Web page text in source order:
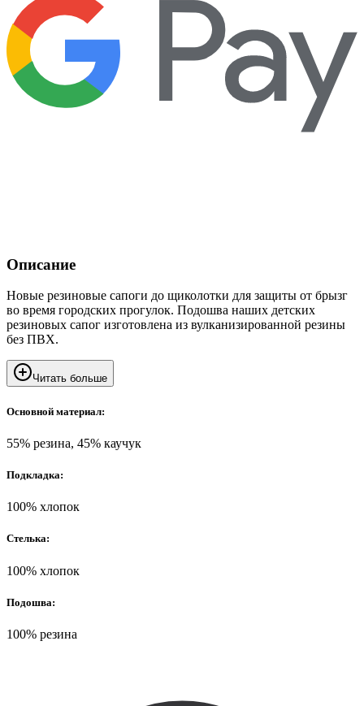
Описание
Новые резиновые сапоги до щиколотки для защиты от брызг
во время городских прогулок. Подошва наших детских
резиновых сапог изготовлена из вулканизированной резины
без ПВХ.
Читать больше
Основной материал:
55% резина, 45% каучук
Подкладка:
100% хлопок
Стелька:
100% хлопок
Подошва:
100% резина